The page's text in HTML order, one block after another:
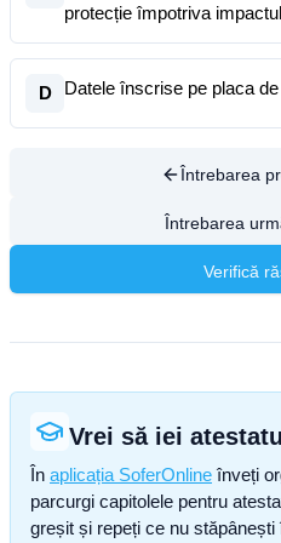
protecție împotriva
D Datele înscrise pe placa
Întrebarea
Întrebarea
Verifică
Vrei să iei
În aplicația SoferOnline înveți
parcurgi capitolele pentru
greșit și repeți ce nu